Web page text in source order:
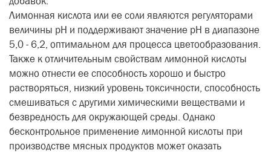
Лимонная кислота или ее соли являются регуляторами
величины pH и поддерживают значение pH в диапазоне
5,0 - 6,2, оптимальном для процесса цветообразования.
Также к отличительным свойствам лимонной кислоты
можно отнести ее способность хорошо и быстро
растворяться, низкий уровень токсичности, способность
смешиваться с другими химическими веществами и
безвредность для окружающей среды. Однако
бесконтрольное применение лимонной кислоты при
производстве мясных продуктов может оказать